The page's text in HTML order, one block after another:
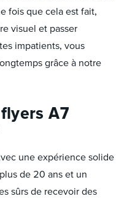
fois que cela est fait,
visuel et passer
impatients, vous
grâce à notre
A7
une expérience solide
de 20 ans et un
sûrs de recevoir des